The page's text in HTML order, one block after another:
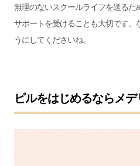
無理のないスクールライフを送るた
サポートを受けることも大切です。
うにしてくださいね。
ピルをはじめるならメデ